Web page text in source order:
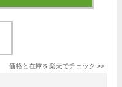
価格と在庫を楽天でチェック >>